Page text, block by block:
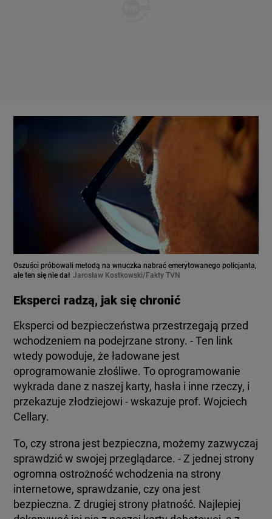
Oszuści próbowali metodą na wnuczka nabrać emerytowanego policjanta,
ale ten się nie dał Jarosław Kostkowski/Fakty TVN
Eksperci radzą, jak się chronić
Eksperci od bezpieczeństwa przestrzegają przed
wchodzeniem na podejrzane strony. - Ten link
wtedy powoduje, że ładowane jest
oprogramowanie złośliwe. To oprogramowanie
wykrada dane z naszej karty, hasła i inne rzeczy, i
przekazuje złodziejowi - wskazuje prof. Wojciech
Cellary.
To, czy strona jest bezpieczna, możemy zazwyczaj
sprawdzić w swojej przeglądarce. - Z jednej strony
ogromna ostrożność wchodzenia na strony
internetowe, sprawdzanie, czy ona jest
bezpieczna. Z drugiej strony płatność. Najlepiej